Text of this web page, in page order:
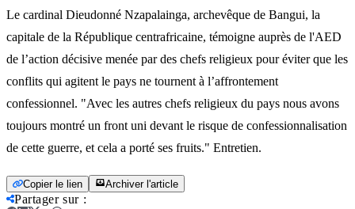
Le cardinal Dieudonné Nzapalainga, archevêque de Bangui, la
capitale de la République centrafricaine, témoigne auprès de l'AED
de l’action décisive menée par des chefs religieux pour éviter que les
conflits qui agitent le pays ne tournent à l’affrontement
confessionnel. "Avec les autres chefs religieux du pays nous avons
toujours montré un front uni devant le risque de confessionnalisation
de cette guerre, et cela a porté ses fruits." Entretien.
Copier le lien Archiver l'article
Partager sur: